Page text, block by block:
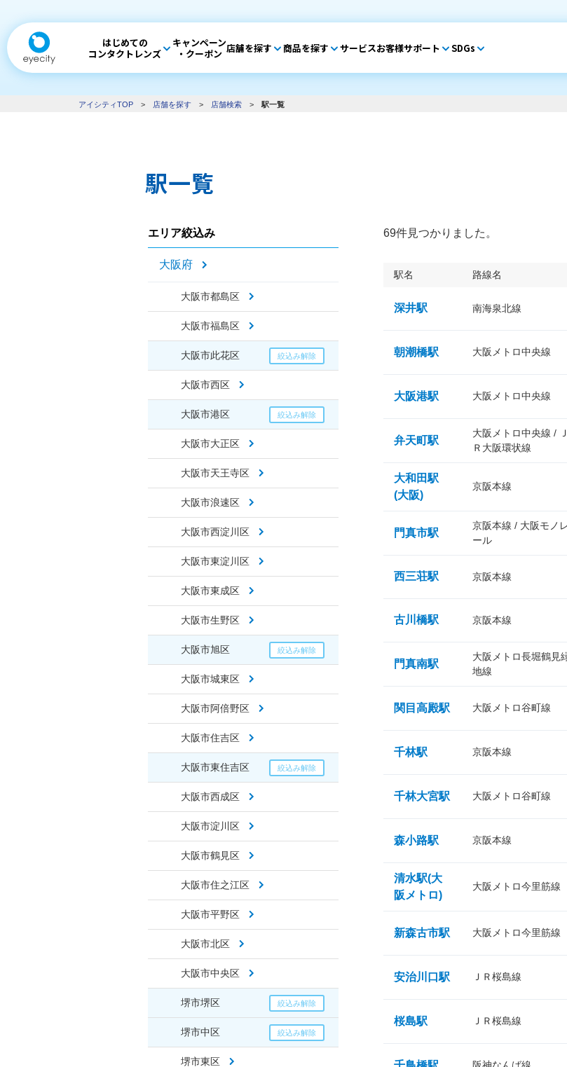
はじめての
コンタクトレンズ
キャンペーン
・クーポン 店舗を探す 商品を探す サービスお客様サポート SDGs
アイシティTOP > 店舗を探す > 店舗検索 > 駅一覧
駅一覧
エリア絞込み
大阪府
大阪市都島区
大阪市福島区
大阪市此花区
大阪市西区
大阪市港区
大阪市大正区
大阪市天王寺区
大阪市浪速区
大阪市西淀川区
大阪市東淀川区
大阪市東成区
大阪市生野区
大阪市旭区
大阪市城東区
大阪市阿倍野区
大阪市住吉区
大阪市東住吉区
大阪市西成区
大阪市淀川区
大阪市鶴見区
大阪市住之江区
大阪市平野区
大阪市北区
大阪市中央区
堺市堺区
堺市中区
堺市東区
69件見つかりました。
駅名 路線名
深井駅 南海泉北線
朝潮橋駅 大阪メトロ中央線
大阪港駅 大阪メトロ中央線
弁天町駅
大阪メトロ中央線 / Ｊ
Ｒ大阪環状線
大和田駅
(大阪)
京阪本線
門真市駅
京阪本線 / 大阪モノ
ール
西三荘駅 京阪本線
古川橋駅 京阪本線
門真南駅
大阪メトロ長堀鶴見
地線
関目高殿駅 大阪メトロ谷町線
千林駅 京阪本線
千林大宮駅 大阪メトロ谷町線
森小路駅 京阪本線
清水駅(大
阪メトロ)
大阪メトロ今里筋線
新森古市駅 大阪メトロ今里筋線
安治川口駅 ＪＲ桜島線
桜島駅 ＪＲ桜島線